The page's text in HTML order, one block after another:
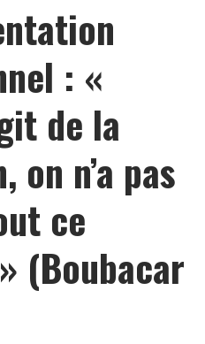
: «
de la
n’a pas
ce
(Boubacar